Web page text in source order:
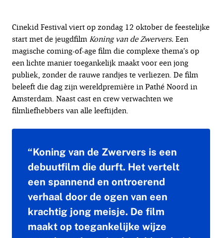
Cinekid Festival viert op zondag 12 oktober de feestelijke
start met de jeugdfilm Koning van de Zwervers. Een
magische coming-of-age film die complexe thema’s op
een lichte manier toegankelijk maakt voor een jong
publiek, zonder de rauwe randjes te verliezen. De film
beleeft die dag zijn wereldpremière in Pathé Noord in
Amsterdam. Naast cast en crew verwachten we
filmliefhebbers van alle leeftijden.
“Koning van de Zwervers is een
debuutfilm die durft. Het vertelt
een spannend en ontroerend
verhaal door de ogen van een
krachtig jong meisje. De film
maakt op toegankelijke wijze